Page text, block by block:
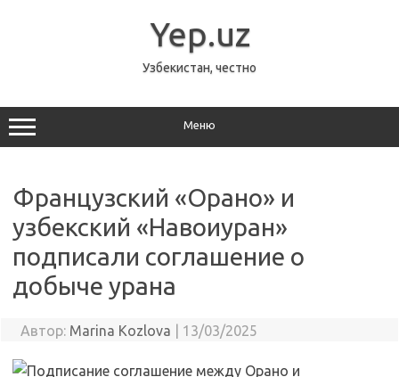
Yep.uz
Узбекистан, честно
Меню
Французский «Орано» и
узбекский «Навоиуран»
подписали соглашение о
добыче урана
Автор: Marina Kozlova 13/03/2025